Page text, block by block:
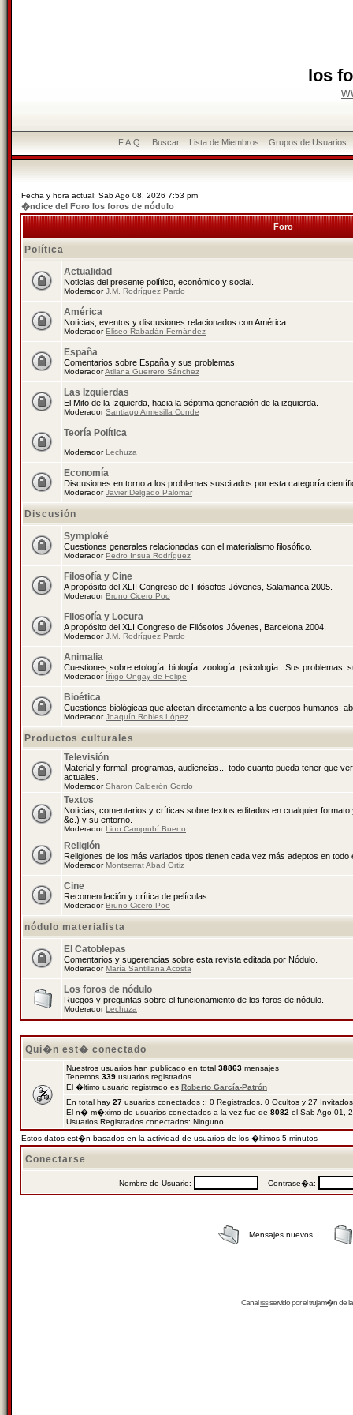
los
F.A.Q. Buscar Lista de Miembros Grupos de Usuarios
Fecha y hora actual: Sab Ago 08, 2026 7:53 pm
�ndice del Foro los foros de nódulo
Foro
Política
Actualidad
Noticias del presente político, económico y social.
ModeradorJ.M. Rodríguez Pardo
América
Noticias, eventos y discusiones relacionados con América.
ModeradorEliseo Rabadán Fernández
España
Comentarios sobre España y sus problemas.
ModeradorAtilana Guerrero Sánchez
Las Izquierdas
El Mito de la Izquierda, hacia la séptima generación de la izquierda.
ModeradorSantiago Armesilla Conde
Teoría Política
ModeradorLechuza
Economía
Discusiones en torno a los problemas suscitados por esta categoría
ModeradorJavier Delgado Palomar
Discusión
Symploké
Cuestiones generales relacionadas con el materialismo filosófico.
ModeradorPedro Insua Rodríguez
Filosofía y Cine
A propósito del XLII Congreso de Filósofos Jóvenes, Salamanca 2005.
ModeradorBruno Cicero Poo
Filosofía y Locura
A propósito del XLI Congreso de Filósofos Jóvenes, Barcelona 2004.
ModeradorJ.M. Rodríguez Pardo
Animalia
Cuestiones sobre etología, biología, zoología, psicología...Sus problemas,
Moderador Íñigo Ongay de Felipe
Bioética
Cuestiones biológicas que afectan directamente a los cuerpos humanos:
ModeradorJoaquín Robles López
Productos culturales
Televisión
Material y formal, programas, audiencias... todo cuanto pueda tener que
actuales.
ModeradorSharon Calderón Gordo
Textos
Noticias, comentarios y críticas sobre textos editados en cualquier
&c.) y su entorno.
ModeradorLino Camprubí Bueno
Religión
Religiones de los más variados tipos tienen cada vez más adeptos en todo
ModeradorMontserrat Abad Ortiz
Cine
Recomendación y crítica de películas.
ModeradorBruno Cicero Poo
nódulo materialista
El Catoblepas
Comentarios y sugerencias sobre esta revista editada por Nódulo.
ModeradorMaría Santillana Acosta
Los foros de nódulo
Ruegos y preguntas sobre el funcionamiento de los foros de nódulo.
ModeradorLechuza
Qui�n est� conectado
Nuestros usuarios han publicado en total 38863 mensajes
Tenemos 339 usuarios registrados
El �ltimo usuario registrado es Roberto García-Patrón
En total hay 27 usuarios conectados :: 0 Registrados, 0 Ocultos y 27
El n� m�ximo de usuarios conectados a la vez fue de 8082 el Sab Ago 01,
Usuarios Registrados conectados: Ninguno
Estos datos est�n basados en la actividad de usuarios de los �ltimos 5 minutos
Conectarse
Nombre de Usuario: Contrase�a:
Mensajes nuevos
Canalrssservido por eltrujam�nde